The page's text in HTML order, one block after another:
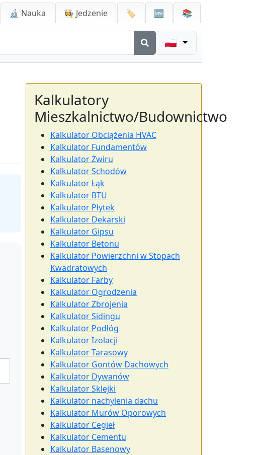
🔬 Nauka 👩‍🍳 Jedzenie 🏷️ 🆕 📚
🇵🇱
Kalkulatory
Mieszkalnictwo/Budownictwo
Kalkulator Obciążenia HVAC
Kalkulator Fundamentów
Kalkulator Żwiru
Kalkulator Schodów
Kalkulator Łąk
Kalkulator BTU
Kalkulator Płytek
Kalkulator Dekarski
Kalkulator Gipsu
Kalkulator Betonu
Kalkulator Powierzchni w Stopach
Kwadratowych
Kalkulator Farby
Kalkulator Ogrodzenia
Kalkulator Zbrojenia
Kalkulator Sidingu
Kalkulator Podłóg
Kalkulator Izolacji
Kalkulator Tarasowy
Kalkulator Gontów Dachowych
Kalkulator Dywanów
Kalkulator Sklejki
Kalkulator nachylenia dachu
Kalkulator Murów Oporowych
Kalkulator Cegieł
Kalkulator Cementu
Kalkulator Basenowy